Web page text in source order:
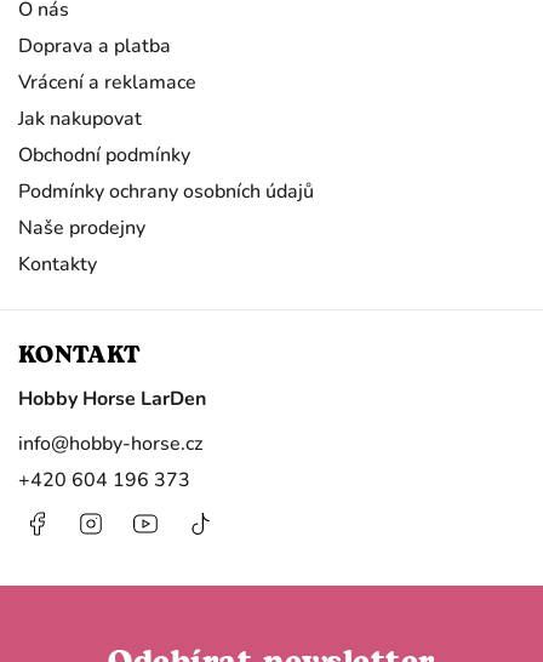
O nás
Doprava a platba
Vrácení a reklamace
Jak nakupovat
Obchodní podmínky
Podmínky ochrany osobních údajů
Naše prodejny
Kontakty
KONTAKT
Hobby Horse LarDen
info@hobby-horse.cz
+420 604 196 373
FacebookInstagramhttps://www.youtube.com/